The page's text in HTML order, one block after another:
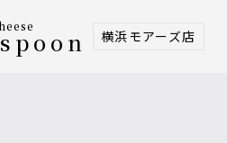
横浜モアーズ店